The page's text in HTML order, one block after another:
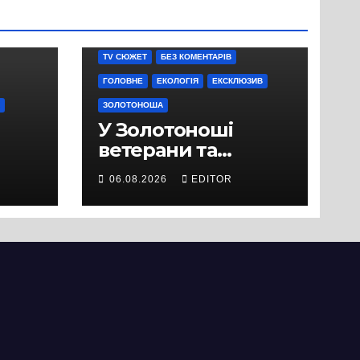
TV СЮЖЕТ БЕЗ КОМЕНТАРІВ
ГОЛОВНЕ ЕКОЛОГІЯ ЕКСКЛЮЗИВ
ЗОЛОТОНОША
У Золотоноші
ветерани та
місцеві жителі
вийшли на
протест до стін
06.08.2026 EDITOR